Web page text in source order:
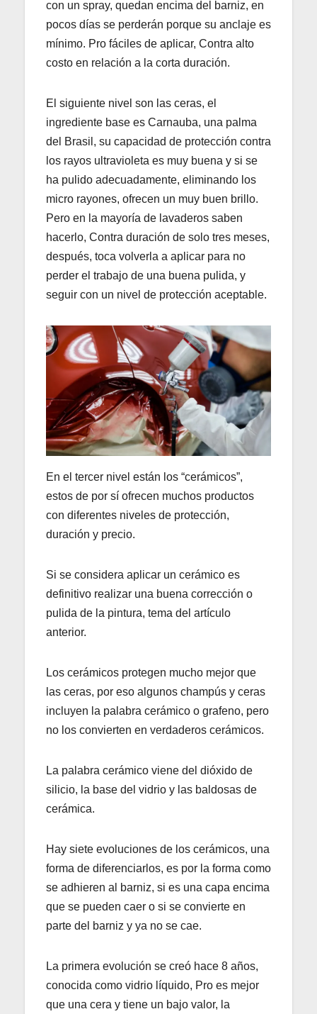
con un spray, quedan encima del barniz, en
pocos días se perderán porque su anclaje es
mínimo. Pro fáciles de aplicar, Contra alto
costo en relación a la corta duración.
El siguiente nivel son las ceras, el
ingrediente base es Carnauba, una palma
del Brasil, su capacidad de protección contra
los rayos ultravioleta es muy buena y si se
ha pulido adecuadamente, eliminando los
micro rayones, ofrecen un muy buen brillo.
Pero en la mayoría de lavaderos saben
hacerlo, Contra duración de solo tres meses,
después, toca volverla a aplicar para no
perder el trabajo de una buena pulida, y
seguir con un nivel de protección aceptable.
En el tercer nivel están los “cerámicos”,
estos de por sí ofrecen muchos productos
con diferentes niveles de protección,
duración y precio.
Si se considera aplicar un cerámico es
definitivo realizar una buena corrección o
pulida de la pintura, tema del artículo
anterior.
Los cerámicos protegen mucho mejor que
las ceras, por eso algunos champús y ceras
incluyen la palabra cerámico o grafeno, pero
no los convierten en verdaderos cerámicos.
La palabra cerámico viene del dióxido de
silicio, la base del vidrio y las baldosas de
cerámica.
Hay siete evoluciones de los cerámicos, una
forma de diferenciarlos, es por la forma como
se adhieren al barniz, si es una capa encima
que se pueden caer o si se convierte en
parte del barniz y ya no se cae.
La primera evolución se creó hace 8 años,
conocida como vidrio líquido, Pro es mejor
que una cera y tiene un bajo valor, la